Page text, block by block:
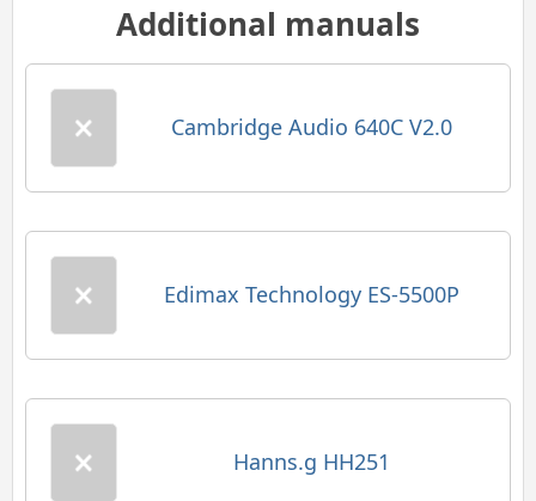
Additional manuals
Cambridge Audio 640C V2.0
Edimax Technology ES-5500P
Hanns.g HH251